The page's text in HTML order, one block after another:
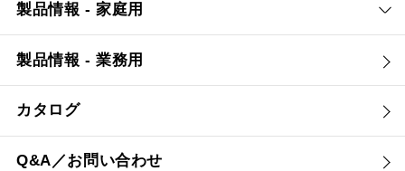
製品情報 - 家庭用
製品情報 - 業務用
カタログ
Q&A／お問い合わせ